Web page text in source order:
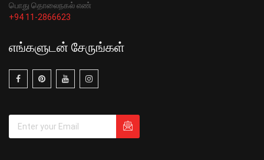
பொது தொலைநகல் எண்
+94 11-2866623
எங்களுடன் சேருங்கள்